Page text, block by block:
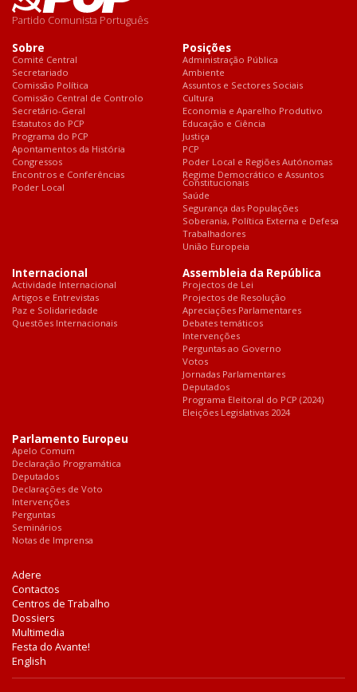
Partido Comunista Português
Sobre
Comité Central
Secretariado
Comissão Política
Comissão Central de Controlo
Secretário-Geral
Estatutos do PCP
Programa do PCP
Apontamentos da História
Congressos
Encontros e Conferências
Poder Local
Posições
Administração Pública
Ambiente
Assuntos e Sectores Sociais
Cultura
Economia e Aparelho Produtivo
Educação e Ciência
Justiça
PCP
Poder Local e Regiões Autónomas
Regime Democrático e Assuntos
Constitucionais
Saúde
Segurança das Populações
Soberania, Política Externa e Defesa
Trabalhadores
União Europeia
Internacional
Actividade Internacional
Artigos e Entrevistas
Paz e Solidariedade
Questões Internacionais
Assembleia da República
Projectos de Lei
Projectos de Resolução
Apreciações Parlamentares
Debates temáticos
Intervenções
Perguntas ao Governo
Votos
Jornadas Parlamentares
Deputados
Programa Eleitoral do PCP (2024)
Eleições Legislativas 2024
Parlamento Europeu
Apelo Comum
Declaração Programática
Deputados
Declarações de Voto
Intervenções
Perguntas
Seminários
Notas de Imprensa
Adere
Contactos
Centros de Trabalho
Dossiers
Multimedia
Festa do Avante!
English